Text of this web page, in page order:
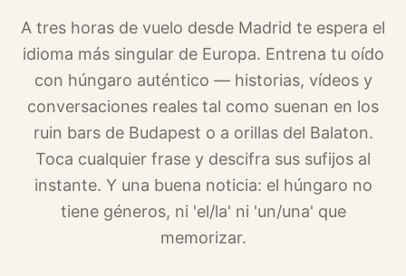
A tres horas de vuelo desde Madrid te espera el
idioma más singular de Europa. Entrena tu oído
con húngaro auténtico — historias, vídeos y
conversaciones reales tal como suenan en los
ruin bars de Budapest o a orillas del Balaton.
Toca cualquier frase y descifra sus sufijos al
instante. Y una buena noticia: el húngaro no
tiene géneros, ni 'el/la' ni 'un/una' que
memorizar.